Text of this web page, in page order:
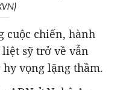
cuộc chiến, hành
sỹ trở về vẫn
vọng lặng thầm.